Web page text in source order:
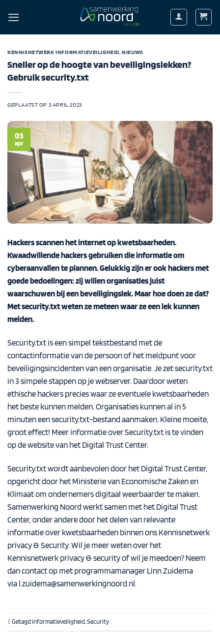
naar
KENNISNETWERK INFORMATIEVEILIGHEID,NIEUWS
Sneller op de hoogte van beveiligingslekken?
Gebruik security.txt
GEPLAATST OP 3 APRIL 2023
03
apr
Hackers scannen het internet op kwetsbaarheden.
Kwaadwillende hackers gebruiken die informatie om
cyberaanvallen te plannen. Gelukkig zijn er ook hackers met
goede bedoelingen: zij willen organisaties juist
waarschuwen bij een beveiligingslek. Maar hoe doen ze dat?
Met security.txt weten ze meteen waar ze een lek kunnen
melden.
Security.txt is een simpel tekstbestand met de
contactinformatie van de persoon of het meldpunt voor
beveiligingsincidenten van een organisatie. Je zet security.txt
in 3 simpele stappen op je webserver. Daardoor weten
ethische hackers precies waar ze eventuele kwetsbaarheden
het beste kunnen melden. Organisaties kunnen al in 5
minuten een security.txt-bestand aanmaken. Kleine moeite,
groot effect! Meer informatie over Security.txt is te vinden
op de website van het Digital Trust Center.
Security.txt wordt aanbevolen door het Digital Trust Center,
opgericht door het Ministerie van Economische Zaken en
Klimaat om ondernemers digitaal weerbaarder te maken.
Samenwerking Noord werkt samen met het Digital Trust
Center, onder andere door het delen van relevante
informatie over kwetsbaarheden binnen ons Kennisnetwerk
privacy & Security. Wil je meer weten over het
Kennisnetwerk privacy & security of wil je meedoen? Neem
dan contact op met programmamanager Linn Zuidema
via l.zuidema@samenwerkingnoord.nl.
| Getagdinformatieveiligheid,Security